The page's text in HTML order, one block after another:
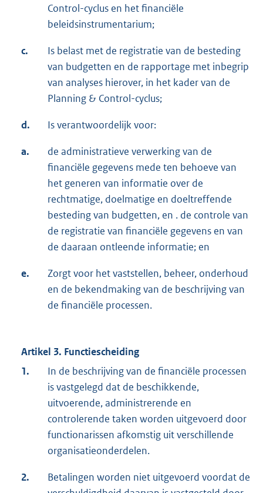
Control-cyclus en het financiële
beleidsinstrumentarium;
c.
Is belast met de registratie van de besteding
van budgetten en de rapportage met inbegrip
van analyses hierover, in het kader van de
Planning & Control-cyclus;
d. Is verantwoordelijk voor:
a.
de administratieve verwerking van de
financiële gegevens mede ten behoeve van
het generen van informatie over de
rechtmatige, doelmatige en doeltreffende
besteding van budgetten, en . de controle van
de registratie van financiële gegevens en van
de daaraan ontleende informatie; en
e.
Zorgt voor het vaststellen, beheer, onderhoud
en de bekendmaking van de beschrijving van
de financiële processen.
Artikel 3. Functiescheiding
1.
In de beschrijving van de financiële processen
is vastgelegd dat de beschikkende,
uitvoerende, administrerende en
controlerende taken worden uitgevoerd door
functionarissen afkomstig uit verschillende
organisatieonderdelen.
2.
Betalingen worden niet uitgevoerd voordat de